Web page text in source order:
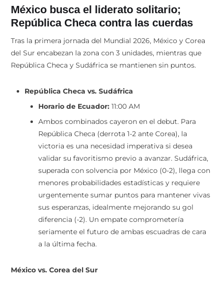
México busca el liderato solitario;
República Checa contra las cuerdas
Tras la primera jornada del Mundial 2026, México y Corea
del Sur encabezan la zona con 3 unidades, mientras que
República Checa y Sudáfrica se mantienen sin puntos.
República Checa vs. Sudáfrica
Horario de Ecuador: 11:00 AM
Ambos combinados cayeron en el debut. Para
República Checa (derrota 1-2 ante Corea), la
victoria es una necesidad imperativa si desea
validar su favoritismo previo a avanzar. Sudáfrica,
superada con solvencia por México (0-2), llega con
menores probabilidades estadísticas y requiere
urgentemente sumar puntos para mantener vivas
sus esperanzas, idealmente mejorando su gol
diferencia (-2). Un empate comprometería
seriamente el futuro de ambas escuadras de cara
a la última fecha.
México vs. Corea del Sur